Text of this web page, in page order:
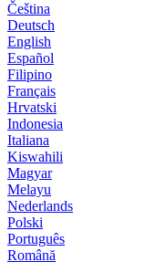
Čeština
Deutsch
English
Español
Filipino
Français
Hrvatski
Indonesia
Italiana
Kiswahili
Magyar
Melayu
Nederlands
Polski
Português
Română